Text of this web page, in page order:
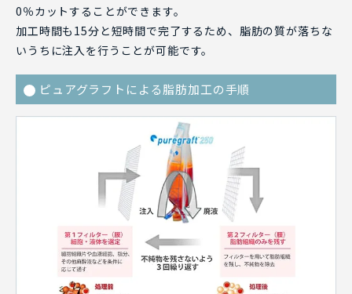
0％カットすることができます。
加工時間も15分と短時間で完了するため、脂肪の質が落ちな
いうちに注入を行うことが可能です。
ピュアグラフトによる脂肪加工の手順